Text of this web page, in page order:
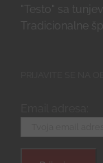
"Testo" sa
Tradicionalne